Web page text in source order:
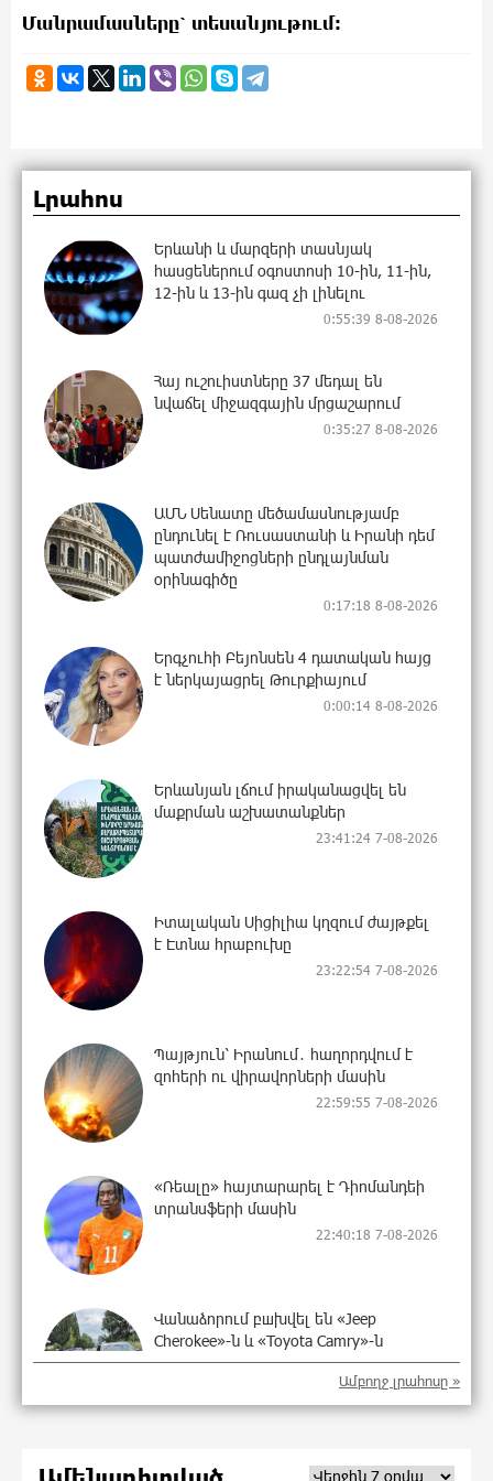
Մանրամասները՝ տեսանյութում։
Լրահոս
Երևանի և մարզերի տասնյակ
հասցեներում օգոստոսի 10-ին, 11-ին,
12-ին և 13-ին գազ չի լինելու
0:55:39 8-08-2026
Հայ ուշուիստները 37 մեդալ են
նվաճել միջազգային մրցաշարում
0:35:27 8-08-2026
ԱՄՆ Սենատը մեծամասնությամբ
ընդունել է Ռուսաստանի և Իրանի դեմ
պատժամիջոցների ընդլայնման
օրինագիծը
0:17:18 8-08-2026
Երգչուհի Բեյոնսեն ​​4 դատական հայց
է ներկայացրել Թուրքիայում
0:00:14 8-08-2026
Երևանյան լճում իրականացվել են
մաքրման աշխատանքներ
23:41:24 7-08-2026
Իտալական Սիցիլիա կղզում ժայթքել
է Էտնա հրաբուխը
23:22:54 7-08-2026
Պայթյուն՝ Իրանում․ հաղորդվում է
զոհերի ու վիրավորների մասին
22:59:55 7-08-2026
«Ռեալը» հայտարարել է Դիոմանդեի
տրանսֆերի մասին
22:40:18 7-08-2026
Վանաձորում բшխվել են «Jeep
Cherokee»-ն և «Toyota Camry»-ն
22:21:15 7-08-2026
օգտագործել Starlink-ը Ռուսաստանի
Ամբողջ լրահոսը »